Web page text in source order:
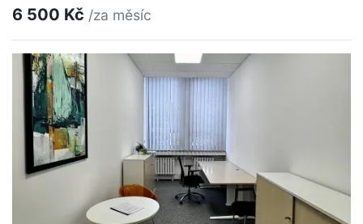
6 500 Kč /za měsíc